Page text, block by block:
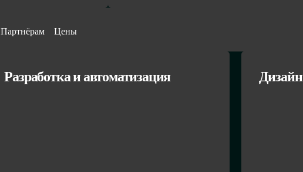
Партнёрам Цены
Разработка и автоматизация Дизайн